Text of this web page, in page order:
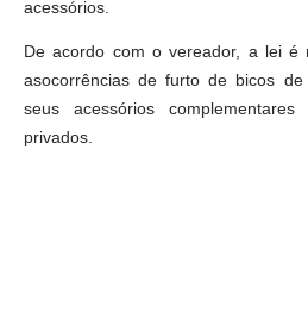
acessórios.
De acordo com o vereador, a lei é
asocorrências de furto de bicos
seus acessórios
privados.